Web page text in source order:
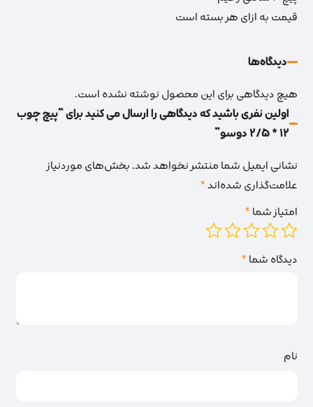
قیمت به ازای هر بسته است
دیدگاه‌‌ها
هیچ دیدگاهی برای این محصول نوشته نشده است.
اولین نفری باشید که دیدگاهی را ارسال می کنید برای “پیچ چوب
12 * 2/5 دوسو”
نشانی ایمیل شما منتشر نخواهد شد.بخش‌های موردنیاز
علامت‌گذاری شده‌اند*
امتیاز شما*
دیدگاه شما*
نام